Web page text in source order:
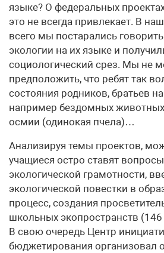
языке? О федеральных
это не всегда привлекает. В
всего мы постарались
экологии на их языке и
социологический срез. Мы не
предположить, что ребят так
состояния родников, братьев
например бездомных
осмии (одинокая пчела)…
Анализируя темы проектов,
учащиеся остро ставят
экологической грамотности,
экологической повестки в
процесс, создания
школьных экопространств
В свою очередь Центр
бюджетирования организовал